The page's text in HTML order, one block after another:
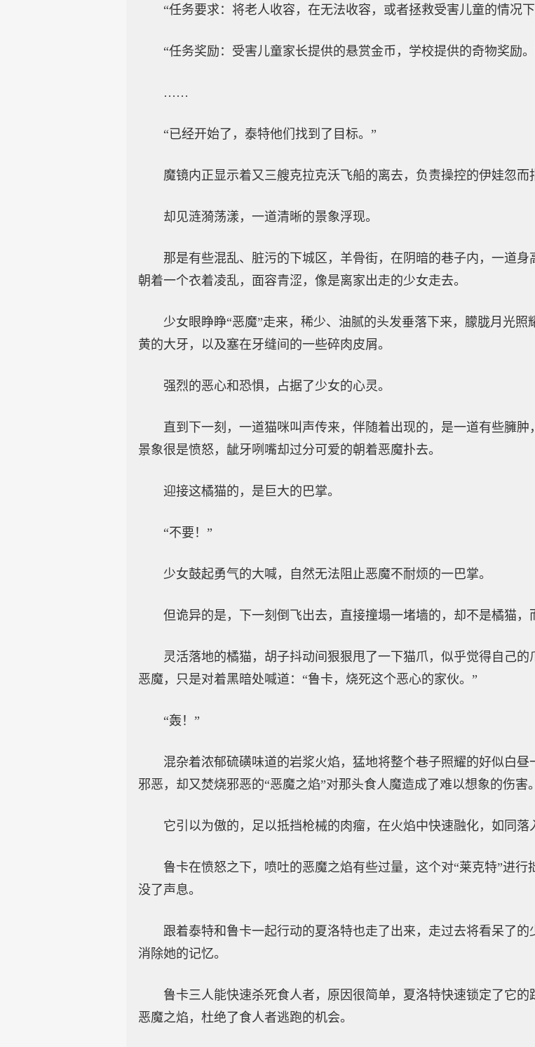
“任务要求：将老人收容，在无法收容，或者拯救受害儿童的情况
“任务奖励：受害儿童家长提供的悬赏金币，学校提供的奇物奖励
……
“已经开始了，泰特他们找到了目标。”
魔镜内正显示着又三艘克拉克沃飞船的离去，负责操控的伊娃忽而
却见涟漪荡漾，一道清晰的景象浮现。
那是有些混乱、脏污的下城区，羊骨街，在阴暗的巷子内，一道
朝着一个衣着凌乱，面容青涩，像是离家出走的少女走去。
少女眼睁睁“恶魔”走来，稀少、油腻的头发垂落下来，朦胧月光
黄的大牙，以及塞在牙缝间的一些碎肉皮屑。
强烈的恶心和恐惧，占据了少女的心灵。
直到下一刻，一道猫咪叫声传来，伴随着出现的，是一道有些臃
景象很是愤怒，龇牙咧嘴却过分可爱的朝着恶魔扑去。
迎接这橘猫的，是巨大的巴掌。
“不要！”
少女鼓起勇气的大喊，自然无法阻止恶魔不耐烦的一巴掌。
但诡异的是，下一刻倒飞出去，直接撞塌一堵墙的，却不是橘猫，
灵活落地的橘猫，胡子抖动间狠狠甩了一下猫爪，似乎觉得自己
恶魔，只是对着黑暗处喊道：“鲁卡，烧死这个恶心的家伙。”
“轰！”
混杂着浓郁硫磺味道的岩浆火焰，猛地将整个巷子照耀的好似白
邪恶，却又焚烧邪恶的“恶魔之焰”对那头食人魔造成了难以想象的伤害。
它引以为傲的，足以抵挡枪械的肉瘤，在火焰中快速融化，如同落
鲁卡在愤怒之下，喷吐的恶魔之焰有些过量，这个对“莱克特”进
没了声息。
跟着泰特和鲁卡一起行动的夏洛特也走了出来，走过去将看呆了
消除她的记忆。
鲁卡三人能快速杀死食人者，原因很简单，夏洛特快速锁定了它
恶魔之焰，杜绝了食人者逃跑的机会。